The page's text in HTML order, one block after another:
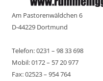
Am Pastorenwäldchen 6
D-44229 Dortmund
Telefon: 0231 – 98 33 698
Mobil: 0172 – 57 20 977
Fax: 02523 – 954 764